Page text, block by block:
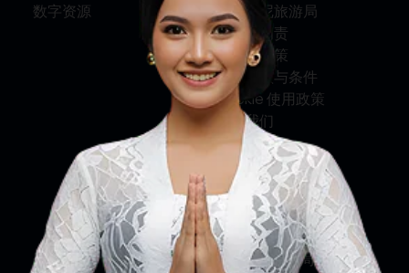
数字资源
关于印尼旅游局
服务与问责
隐私权政策
使用条款与条件
Cookie 使用政策
联系我们
关注我们
印尼旅游部
印尼旅游局